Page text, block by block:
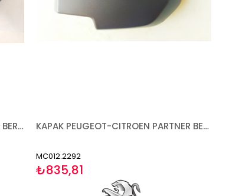
AYNA PEUGEOT-CITROEN PARTNER BERLİNGO 2008-2012 ELEKTRİKLİ ISITMALI ASTARLI ÇİFT KAPAK DAR TİP SOL KAPAK PEUGEOT-CITROEN PARTNER BERLİNGO 2008-2012 ASTARLI DAR TİP SOL
MC012.2292
₺835,81